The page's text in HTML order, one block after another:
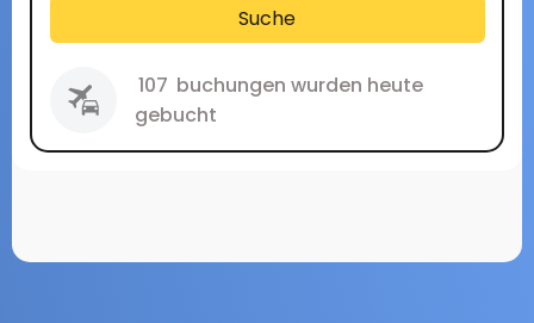
Suche
107 buchungen wurden heute
gebucht